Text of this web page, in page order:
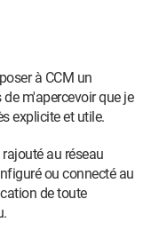
à CCM un
m'apercevoir que je
explicite et utile.
au réseau
ou connecté au
de toute